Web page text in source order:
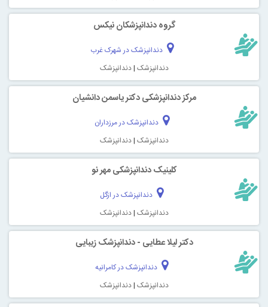
گروه دندانپزشکان نیکس
دندانپزشک در شهرک غرب
دندانپزشک |دندانپزشک
مركز دندانپزشكی دكتر یاسمن دانشیان
دندانپزشک در مرزداران
دندانپزشک |دندانپزشک
کلینیک دندانپزشکی مهر نو
دندانپزشک در ازگل
دندانپزشک |دندانپزشک
دکتر لیلا عطایی - دندانپزشک زیبایی
دندانپزشک در کامرانیه
دندانپزشک |دندانپزشک